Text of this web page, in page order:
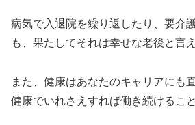
病気で入退院を繰り返したり、要介
も、果たしてそれは幸せな老後と言
また、健康はあなたのキャリアにも
健康でいれさえすれば働き続けるこ